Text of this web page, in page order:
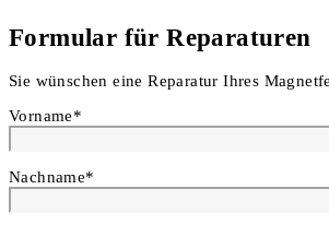
Formular für Reparaturen
Sie wünschen eine Reparatur Ihres
Vorname*
Nachname*